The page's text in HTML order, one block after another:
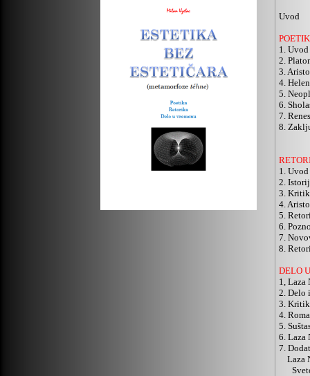
Uvod
1. Uvod
2.
3.
4.
5.
6.
7.
8.
1. Uvod
2.
3.
4.
5.
6.
7.
8.
DELO
1, Laza
2. Delo
3.
4.
5.
6. Laza
7.
Laza